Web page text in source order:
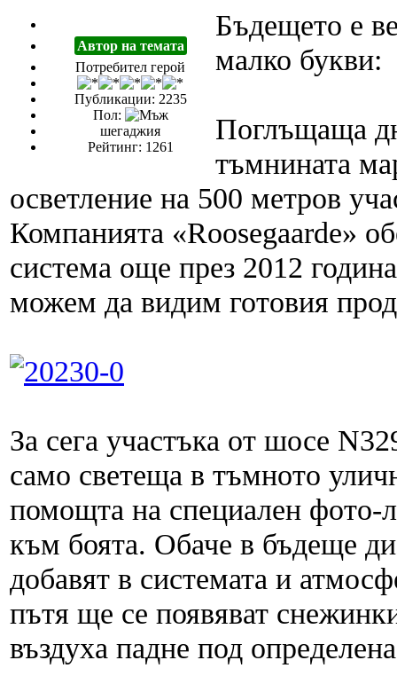
Автор на темата
Потребител герой
Публикации: 2235
Пол:
шегаджия
Рейтинг: 1261
Бъдещето е
малко букви:
Поглъщаща
тъмнината
осветление на 500 метров
Компанията «Roosegaarde»
система още през 2012
можем да видим готовия
За сега участъка от шосе
само светеща в тъмното
помощта на специален фото-
към боята. Обаче в бъдеще
добавят в системата и
пътя ще се появяват
въздуха падне под